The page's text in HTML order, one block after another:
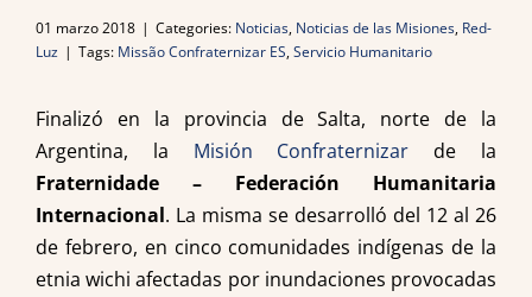
01 marzo 2018 | Categories: Noticias, Noticias de las Misiones, Red-
Luz | Tags: Missão Confraternizar ES,Servicio Humanitario
Finalizó en la provincia de Salta, norte de la
Argentina, la Misión Confraternizar de la
Fraternidade – Federación Humanitaria
Internacional. La misma se desarrolló del 12 al 26
de febrero, en cinco comunidades indígenas de la
etnia wichi afectadas por inundaciones provocadas